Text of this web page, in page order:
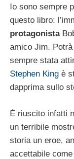
Io sono sempre
questo libro:
protagonista
amico Jim.
sempre stata
Stephen King è
dapprima sullo
È riuscito infatti
un terribile
storia un eroe,
accettabile